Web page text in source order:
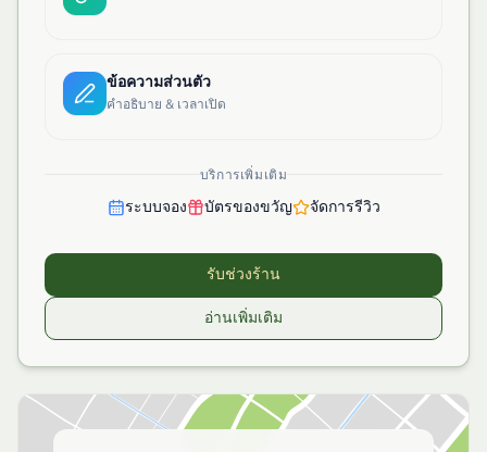
ข้อความส่วนตัว
คำอธิบาย & เวลาเปิด
บริการเพิ่มเติม
ระบบจอง บัตรของขวัญ จัดการรีวิว
รับช่วงร้าน
อ่านเพิ่มเติม